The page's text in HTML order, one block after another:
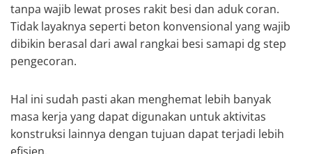
tanpa wajib lewat proses rakit besi dan aduk coran.
Tidak layaknya seperti beton konvensional yang wajib
dibikin berasal dari awal rangkai besi samapi dg step
pengecoran.
Hal ini sudah pasti akan menghemat lebih banyak
masa kerja yang dapat digunakan untuk aktivitas
konstruksi lainnya dengan tujuan dapat terjadi lebih